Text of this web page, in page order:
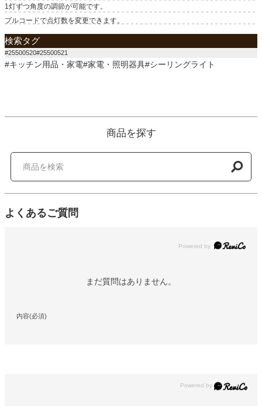
1灯ずつ角度の調節が可能です。
プルコードで点灯数を変更できます。
検索タグ
#25500520#25500521
#キッチン用品・家電#家電・照明器具#シーリングライト
商品を探す
よくあるご質問
Powered by
まだ質問はありません。
内容(必須)